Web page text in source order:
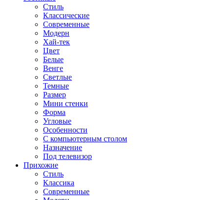
Стиль
Классические
Современные
Модерн
Хай-тек
Цвет
Белые
Венге
Светлые
Темные
Размер
Мини стенки
Форма
Угловые
Особенности
С компьютерным столом
Назначение
Под телевизор
Прихожие
Стиль
Классика
Современные